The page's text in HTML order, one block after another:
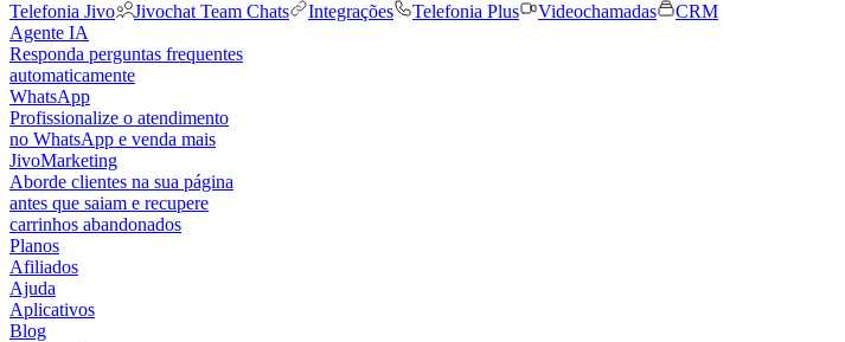
Telefonia Jivo
Jivochat Team Chats Integrações Telefonia Plus Videochamadas
CRM
Agente IA
Responda perguntas frequentes
automaticamente
WhatsApp
Profissionalize o atendimento
no WhatsApp e venda mais
JivoMarketing
Aborde clientes na sua página
antes que saiam e recupere
carrinhos abandonados
Planos
Afiliados
Ajuda
Aplicativos
Blog